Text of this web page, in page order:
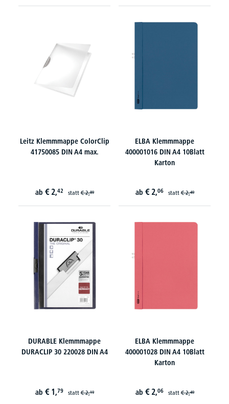
Leitz Klemmmappe ColorClip
41750085 DIN A4 max.
ab € 2,42 statt€ 2,89
ELBA Klemmmappe
400001016 DIN A4 10Blatt
Karton
ab € 2,06 statt€ 2,49
DURABLE Klemmmappe
DURACLIP 30 220028 DIN A4
ab € 1,79 statt€ 2,19
ELBA Klemmmappe
400001028 DIN A4 10Blatt
Karton
ab € 2,06 statt€ 2,49